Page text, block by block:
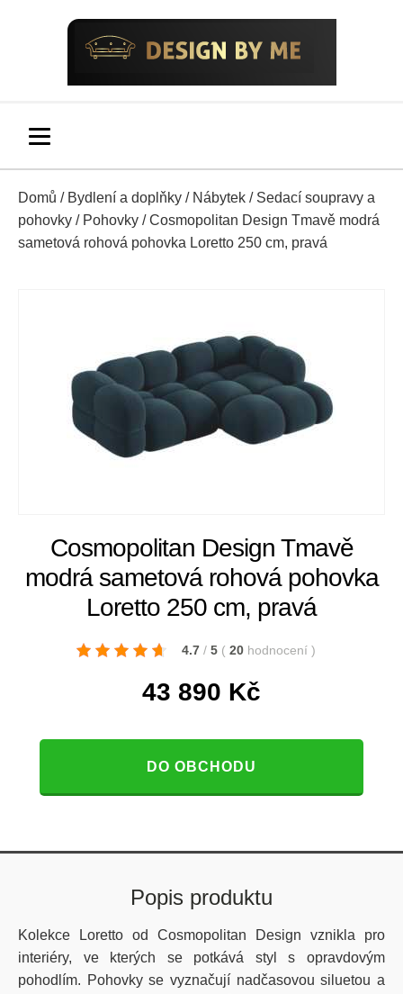
Domů / Bydlení a doplňky / Nábytek / Sedací soupravy a
pohovky / Pohovky / Cosmopolitan Design Tmavě modrá
sametová rohová pohovka Loretto 250 cm, pravá
Cosmopolitan Design Tmavě
modrá sametová rohová pohovka
Loretto 250 cm, pravá
4.7 / 5 ( 20 hodnocení )
43 890 Kč
DO OBCHODU
Popis produktu
Kolekce Loretto od Cosmopolitan Design vznikla pro
interiéry, ve kterých se potkává styl s opravdovým
pohodlím. Pohovky se vyznačují nadčasovou siluetou a